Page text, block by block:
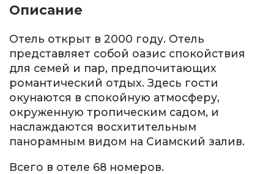
Описание
Отель открыт в 2000 году. Отель
представляет собой оазис спокойствия
для семей и пар, предпочитающих
романтический отдых. Здесь гости
окунаются в спокойную атмосферу,
окруженную тропическим садом, и
наслаждаются восхитительным
панорамным видом на Сиамский залив.
Всего в отеле 68 номеров.